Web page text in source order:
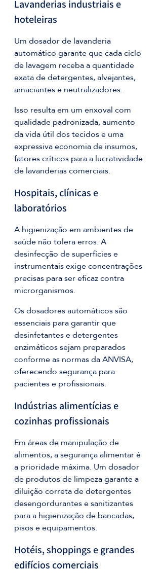
Lavanderias industriais e
hoteleiras
Um dosador de lavanderia
automático garante que cada ciclo
de lavagem receba a quantidade
exata de detergentes, alvejantes,
amaciantes e neutralizadores.
Isso resulta em um enxoval com
qualidade padronizada, aumento
da vida útil dos tecidos e uma
expressiva economia de insumos,
fatores críticos para a lucratividade
de lavanderias comerciais.
Hospitais, clínicas e
laboratórios
A higienização em ambientes de
saúde não tolera erros. A
desinfecção de superfícies e
instrumentais exige concentrações
precisas para ser eficaz contra
microrganismos.
Os dosadores automáticos são
essenciais para garantir que
desinfetantes e detergentes
enzimáticos sejam preparados
conforme as normas da ANVISA,
oferecendo segurança para
pacientes e profissionais.
Indústrias alimentícias e
cozinhas profissionais
Em áreas de manipulação de
alimentos, a segurança alimentar é
a prioridade máxima. Um dosador
de produtos de limpeza garante a
diluição correta de detergentes
desengordurantes e sanitizantes
para a higienização de bancadas,
pisos e equipamentos.
Hotéis, shoppings e grandes
edifícios comerciais